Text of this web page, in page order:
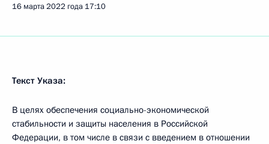
16 марта 2022 года 17:10
Текст Указа:
В целях обеспечения социально-экономической
стабильности и защиты населения в Российской
Федерации, в том числе в связи с введением в отношении